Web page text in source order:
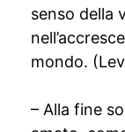
senso della
mondo.
– Alla fine